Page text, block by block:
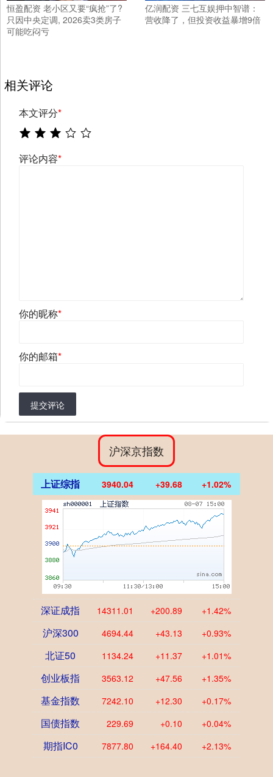
恒盈配资 老小区又要“疯抢”了?
只因中央定调, 2026卖3类房子
可能吃闷亏
亿润配资 三七互娱押中智谱：
营收降了，但投资收益暴增9倍
相关评论
本文评分*
评论内容*
你的昵称*
你的邮箱*
提交评论
沪深京指数
上证综指 3940.04 +39.68 +1.02%
深证成指 14311.01 +200.89 +1.42%
沪深300 4694.44 +43.13 +0.93%
北证50 1134.24 +11.37 +1.01%
创业板指 3563.12 +47.56 +1.35%
基金指数 7242.10 +12.30 +0.17%
国债指数 229.69 +0.10 +0.04%
期指IC0 7877.80 +164.40 +2.13%